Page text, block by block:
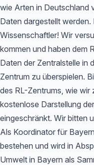
wie Arten in Deutschland
Daten dargestellt
Wissenschaftler! Wir
kommen und haben dem
Daten der Zentralstelle in
Zentrum zu überspielen.
des RL-Zentrums, wie wir
kostenlose Darstellung
eingeschränkt. Wir bitten
Als Koordinator für
bestehen und wird in
Umwelt in Bayern als